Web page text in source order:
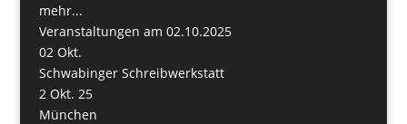
mehr...
Veranstaltungen am 02.10.2025
02 Okt.
Schwabinger Schreibwerkstatt
2 Okt. 25
München